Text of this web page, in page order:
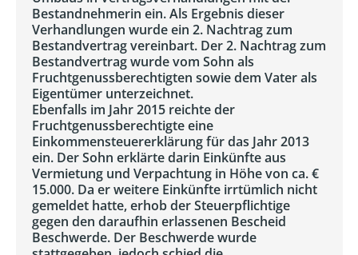
Bestandnehmerin ein. Als Ergebnis dieser
Verhandlungen wurde ein 2. Nachtrag zum
Bestandvertrag vereinbart. Der 2. Nachtrag zum
Bestandvertrag wurde vom Sohn als
Fruchtgenussberechtigten sowie dem Vater als
Eigentümer unterzeichnet.
Ebenfalls im Jahr 2015 reichte der
Fruchtgenussberechtigte eine
Einkommensteuererklärung für das Jahr 2013
ein. Der Sohn erklärte darin Einkünfte aus
Vermietung und Verpachtung in Höhe von ca. €
15.000. Da er weitere Einkünfte irrtümlich nicht
gemeldet hatte, erhob der Steuerpflichtige
gegen den daraufhin erlassenen Bescheid
Beschwerde. Der Beschwerde wurde